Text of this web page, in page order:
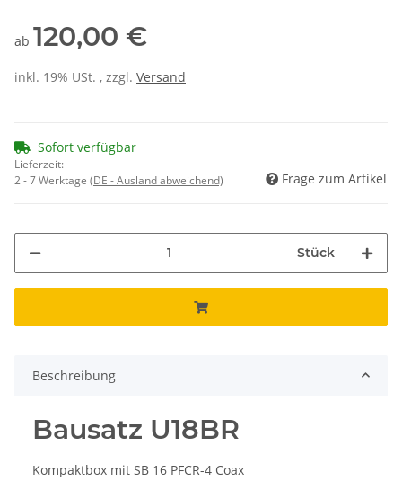
ab 120,00 €
inkl. 19% USt. , zzgl. Versand
Sofort verfügbar
Lieferzeit:
2 - 7 Werktage (DE - Ausland abweichend) Frage zum Artikel
Stück
Beschreibung
Bausatz U18BR
Kompaktbox mit SB 16 PFCR-4 Coax